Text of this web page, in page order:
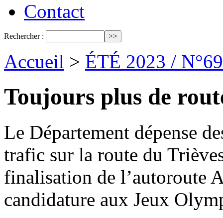
Contact
Rechercher :
Accueil > ÉTÉ 2023 / N°69
Toujours plus de
Le Département dépense
trafic sur la route du
finalisation de l’autoroute
candidature aux Jeux